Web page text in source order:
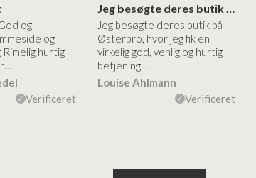
og
og
hurtig
Verificeret
Jeg besøgte deres butik på
Østerbro, hvor jeg fik en
virkelig god, venlig og hurtig
betjening.…
Louise Ahlmann
Verificeret